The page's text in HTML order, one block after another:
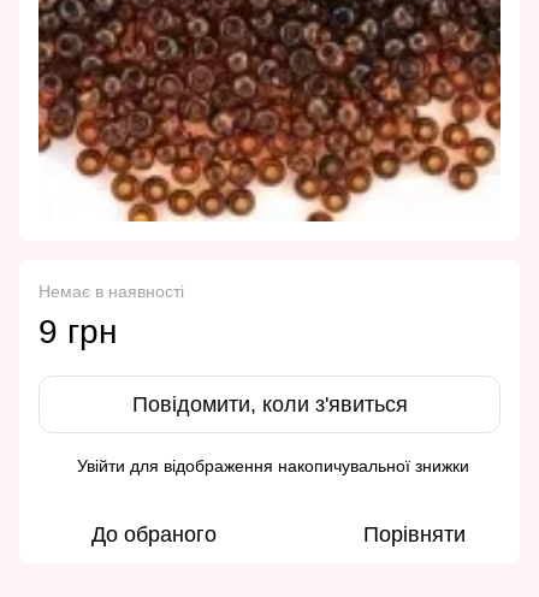
Немає в наявності
9 грн
Повідомити, коли з'явиться
Увійти для відображення накопичувальної знижки
До обраного Порівняти